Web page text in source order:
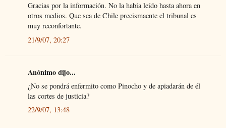
Gracias por la información. No la había leído hasta ahora en
otros medios. Que sea de Chile precismaente el tribunal es
muy reconfortante.
21/9/07, 20:27
Anónimo dijo...
¿No se pondrá enfermito como Pinocho y de apiadarán de él
las cortes de justicia?
22/9/07, 13:48